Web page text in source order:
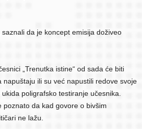
da je koncept emisija doživeo
„Trenutka istine“ od sada će biti
napuštaju ili su već napustili redove svoje
poligrafsko testiranje učesnika.
poznato da kad govore o bivšim
ne lažu.